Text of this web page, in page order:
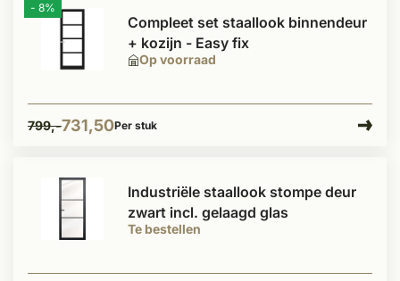
- 8%
Op voorraad
Compleet set staallook binnendeur
+ kozijn - Easy fix
799,-731,50Per stuk
Te bestellen
Industriële staallook stompe deur
zwart incl. gelaagd glas